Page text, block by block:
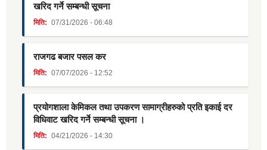
खरिद गर्ने सम्बन्धी सूचना
मिति: 07/31/2026 - 06:48
राजगढ बजार पसल कर
मिति: 07/07/2026 - 12:52
प्रयोगशाला केमिकल तथा उपकरण सामाग्रीहरुको प्रति इकाई दर
विधिवाट खरिद गर्ने सम्बन्धी सूचना ।
मिति: 04/21/2026 - 14:30